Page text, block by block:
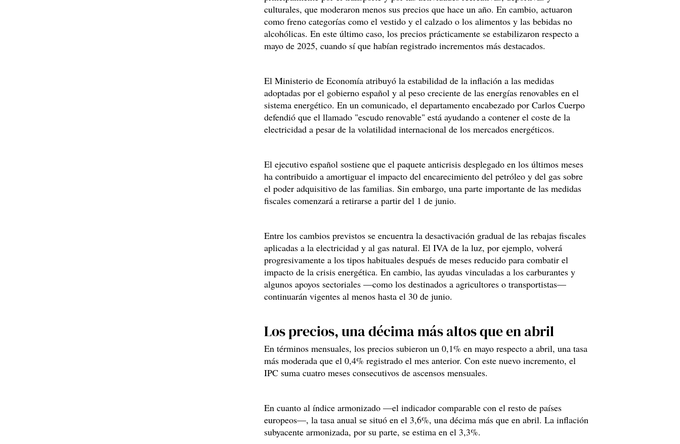
culturales, que moderaron menos sus precios que hace un año. En cambio, actuaron
como freno categorías como el vestido y el calzado o los alimentos y las bebidas no
alcohólicas. En este último caso, los precios prácticamente se estabilizaron respecto a
mayo de 2025, cuando sí que habían registrado incrementos más destacados.
El Ministerio de Economía atribuyó la estabilidad de la inflación a las medidas
adoptadas por el gobierno español y al peso creciente de las energías renovables en el
sistema energético. En un comunicado, el departamento encabezado por Carlos Cuerpo
defendió que el llamado "escudo renovable" está ayudando a contener el coste de la
electricidad a pesar de la volatilidad internacional de los mercados energéticos.
El ejecutivo español sostiene que el paquete anticrisis desplegado en los últimos meses
ha contribuido a amortiguar el impacto del encarecimiento del petróleo y del gas sobre
el poder adquisitivo de las familias. Sin embargo, una parte importante de las medidas
fiscales comenzará a retirarse a partir del 1 de junio.
Entre los cambios previstos se encuentra la desactivación gradual de las rebajas fiscales
aplicadas a la electricidad y al gas natural. El IVA de la luz, por ejemplo, volverá
progresivamente a los tipos habituales después de meses reducido para combatir el
impacto de la crisis energética. En cambio, las ayudas vinculadas a los carburantes y
algunos apoyos sectoriales —como los destinados a agricultores o transportistas—
continuarán vigentes al menos hasta el 30 de junio.
Los precios, una décima más altos que en abril
En términos mensuales, los precios subieron un 0,1% en mayo respecto a abril, una tasa
más moderada que el 0,4% registrado el mes anterior. Con este nuevo incremento, el
IPC suma cuatro meses consecutivos de ascensos mensuales.
En cuanto al índice armonizado —el indicador comparable con el resto de países
europeos—, la tasa anual se situó en el 3,6%, una décima más que en abril. La inflación
subyacente armonizada, por su parte, se estima en el 3,3%.